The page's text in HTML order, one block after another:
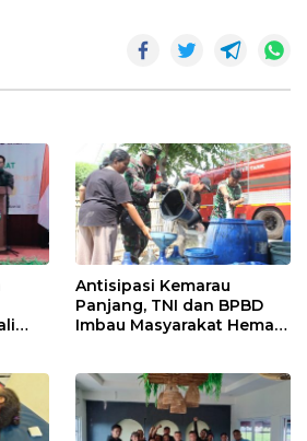
Antisipasi Kemarau
Panjang, TNI dan BPBD
Imbau Masyarakat Hemat